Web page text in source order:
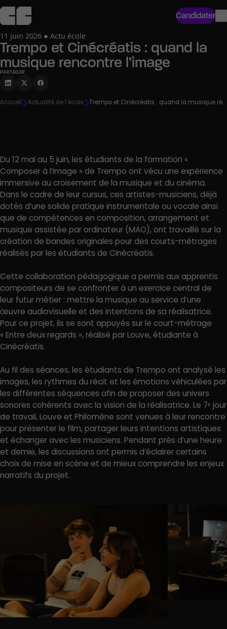
Candidater
11 juin 2026 ● Actu école
Trempo et Cinécréatis : quand la
musique rencontre l’image
PARTAGER
Accueil Actualité de l’école Trempo et Cinécréatis : quand la musique rencontre l’image
Du 12 mai au 5 juin, les étudiants de la formation «
Composer à l’image » de Trempo ont vécu une expérience
immersive au croisement de la musique et du cinéma.
Dans le cadre de leur cursus, ces artistes-musiciens, déjà
dotés d’une solide pratique instrumentale ou vocale ainsi
que de compétences en composition, arrangement et
musique assistée par ordinateur (MAO), ont travaillé sur la
création de bandes originales pour des courts-métrages
réalisés par les étudiants de Cinécréatis.
Cette collaboration pédagogique a permis aux apprentis
compositeurs de se confronter à un exercice central de
leur futur métier : mettre la musique au service d’une
œuvre audiovisuelle et des intentions de sa réalisatrice.
Pour ce projet, ils se sont appuyés sur le court-métrage
« Entre deux regards », réalisé par Louve, étudiante à
Cinécréatis.
Au fil des séances, les étudiants de Trempo ont analysé les
images, les rythmes du récit et les émotions véhiculées par
les différentes séquences afin de proposer des univers
sonores cohérents avec la vision de la réalisatrice. Le 7ᵉ jour
de travail, Louve et Philomène sont venues à leur rencontre
pour présenter le film, partager leurs intentions artistiques
et échanger avec les musiciens. Pendant près d’une heure
et demie, les discussions ont permis d’éclairer certains
choix de mise en scène et de mieux comprendre les enjeux
narratifs du projet.